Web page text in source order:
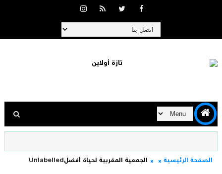
الصفحة الرئيسية Unlabelledالجمعية المغربية لحياة أفضل